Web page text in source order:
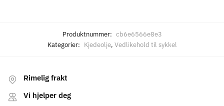
Produktnummer: cb6e6566e8e3
Kategorier: Kjedeolje, Vedlikehold til sykkel
Rimelig frakt
Vi hjelper deg